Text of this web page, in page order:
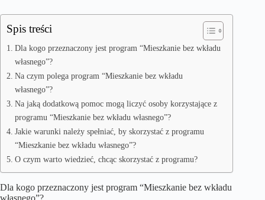
Spis treści
Dla kogo przeznaczony jest program “Mieszkanie bez wkładu
własnego”?
Na czym polega program “Mieszkanie bez wkładu
własnego”?
Na jaką dodatkową pomoc mogą liczyć osoby korzystające z
programu “Mieszkanie bez wkładu własnego”?
Jakie warunki należy spełniać, by skorzystać z programu
“Mieszkanie bez wkładu własnego”?
O czym warto wiedzieć, chcąc skorzystać z programu?
Dla kogo przeznaczony jest program “Mieszkanie bez wkładu
własnego”?